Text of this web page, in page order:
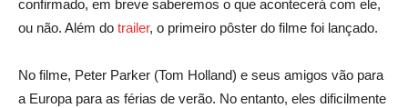
confirmado, em breve saberemos o que acontecerá com ele,
ou não. Além do trailer, o primeiro pôster do filme foi lançado.
No filme, Peter Parker (Tom Holland) e seus amigos vão para
a Europa para as férias de verão. No entanto, eles dificilmente